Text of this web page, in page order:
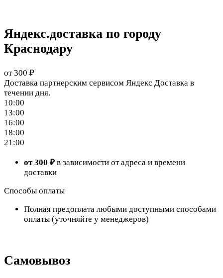
Яндекс.доставка по городу
Краснодару
от 300 ₽
Доставка партнерским сервисом Яндекс Доставка в
течении дня.
10:00
13:00
16:00
18:00
21:00
от 300 ₽ в зависимости от адреса и времени
доставки
Способы оплаты
Полная предоплата любыми доступными способами
оплаты (уточняйте у менеджеров)
Самовывоз